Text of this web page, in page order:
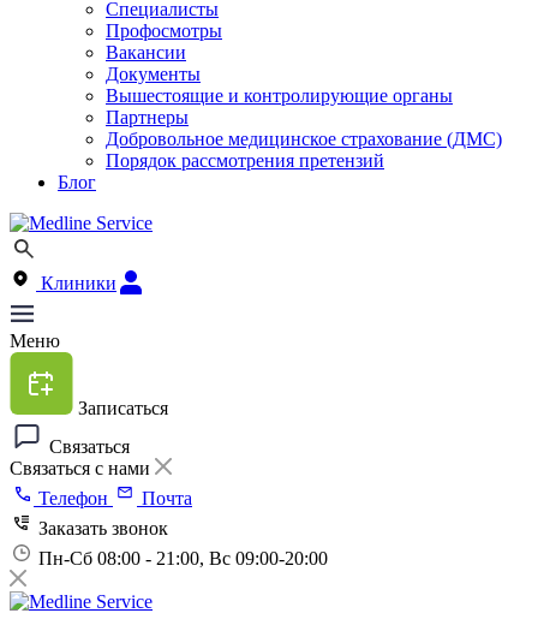
Специалисты
Профосмотры
Вакансии
Документы
Вышестоящие и контролирующие органы
Партнеры
Добровольное медицинское страхование (ДМС)
Порядок рассмотрения претензий
Блог
Клиники
Меню
Записаться
Связаться
Связаться с нами
Телефон
Почта
Заказать звонок
Пн-Сб 08:00 - 21:00, Вс 09:00-20:00